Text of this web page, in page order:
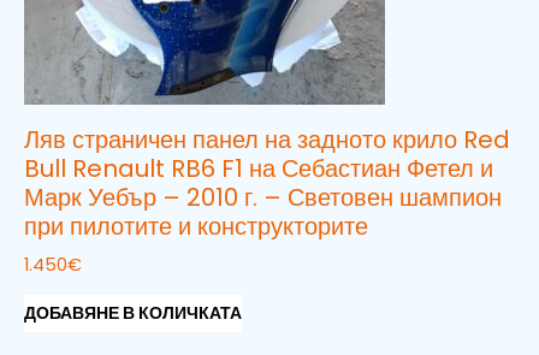
Ляв страничен панел на задното крило Red
Bull Renault RB6 F1 на Себастиан Фетел и
Марк Уебър – 2010 г. – Световен шампион
при пилотите и конструкторите
1.450€
ДОБАВЯНЕ В КОЛИЧКАТА